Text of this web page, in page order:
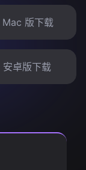
Mac 版下载
安卓版下载